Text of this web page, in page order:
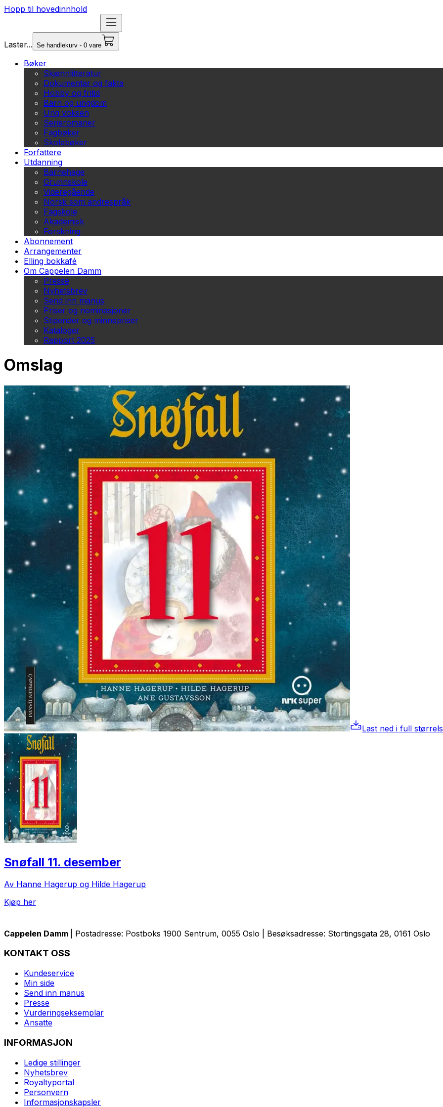
Hopp til hovedinnhold
Laster... Se handlekurv - 0 vare
Bøker
Skjønnlitteratur
Dokumentar og fakta
Hobby og fritid
Barn og ungdom
Ung voksen
Serieromaner
Fagbøker
Skolebøker
Forfattere
Utdanning
Barnehage
Grunnskole
Videregående
Norsk som andrespråk
Fagskole
Akademisk
Forskning
Abonnement
Arrangementer
Elling bokkafé
Om Cappelen Damm
Presse
Nyhetsbrev
Send inn manus
Priser og nominasjoner
Stipender og minnepriser
Kataloger
Rapport 2025
Omslag
Last ned i full
Snøfall 11. desember
Av Hanne Hagerup og Hilde Hagerup
Kjøp her
Cappelen Damm | Postadresse: Postboks 1900 Sentrum, 0055 Oslo | Besøksadresse: Stortingsgata 28, 0161 Oslo
KONTAKT OSS
Kundeservice
Min side
Send inn manus
Presse
Vurderingseksemplar
Ansatte
INFORMASJON
Ledige stillinger
Nyhetsbrev
Royaltyportal
Personvern
Informasjonskapsler